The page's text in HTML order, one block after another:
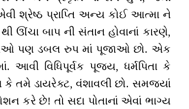
શ્રેષ્ઠ પ્રાપ્તિ અન્ય કોઈ આત્મા ને
ઊંચા બાપ ની સંતાન હોવાનાં કારણે,
પણ ડબલ રુપ માં પૂજાઓ છો. એક
આવી વિધિપૂર્વક પૂજ્ય, ધર્મપિતા કે
કે તમે ડાયરેક્ટ, વંશાવલી છો. સમજ્યાં
કરે છે! તો સદા પોતાનાં એવાં ભાગ્ય